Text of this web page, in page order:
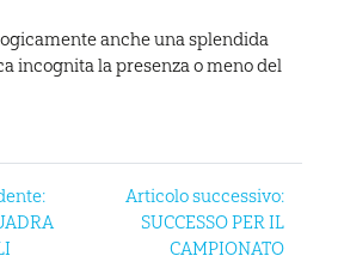
anche una splendida
incognita la presenza o meno del
Articolo successivo:
SUCCESSO PER IL
CAMPIONATO